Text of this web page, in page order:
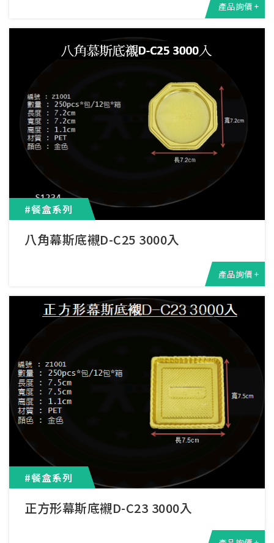
產品詢價 +
#餐盒系列
八角幕斯底襯D-C25 3000入
產品詢價 +
#餐盒系列
正方形幕斯底襯D-C23 3000入